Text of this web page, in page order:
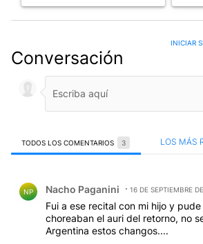
Conversación
INICIAR
TODOS LOS COMENTARIOS 3 LOS MÁS
NP Nacho Paganini 16 DE SEPTIEMBRE
Fui a ese recital con mi hijo y
choreaban el auri del retorno, no
Argentina estos changos....